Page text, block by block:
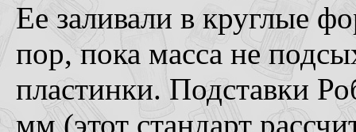
Ее заливали в круглые
пор, пока масса не
пластинки. Подставки
мм (этот стандарт